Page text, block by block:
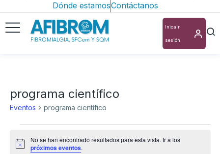
Dónde estamosContáctanos
Inicair
sesión
programa científico
Eventos programa científico
Aviso
No se han encontrado resultados para esta vista. Ir a los
próximos eventos.